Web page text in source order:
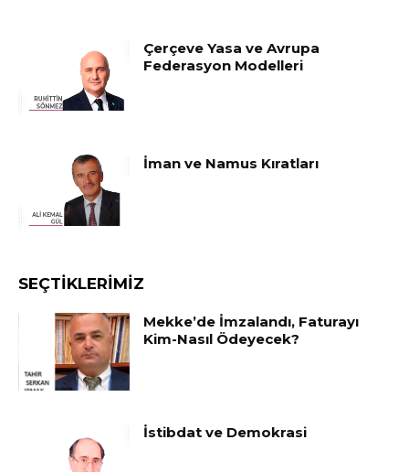
Çerçeve Yasa ve Avrupa
Federasyon Modelleri
İman ve Namus Kıratları
SEÇTIKLERIMIZ
Mekke’de İmzalandı, Faturayı
Kim-Nasıl Ödeyecek?
İstibdat ve Demokrasi